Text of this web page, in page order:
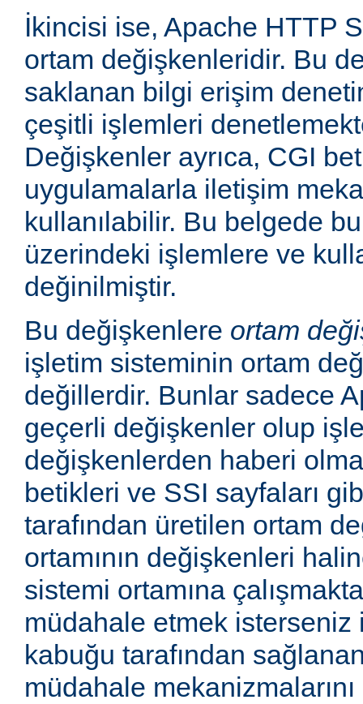
İkincisi ise, Apache HTTP
ortam değişkenleridir. Bu
saklanan bilgi erişim
çeşitli işlemleri
Değişkenler ayrıca, CGI
uygulamalarla iletişim
kullanılabilir. Bu belgede
üzerindeki işlemlere ve
değinilmiştir.
Bu değişkenlere ortam
işletim sisteminin ortam
değillerdir. Bunlar sadece
geçerli değişkenler olup
değişkenlerden haberi
betikleri ve SSI sayfaları
tarafından üretilen ortam
ortamının değişkenleri
sistemi ortamına
müdahale etmek
kabuğu tarafından
müdahale mekanizmalarını